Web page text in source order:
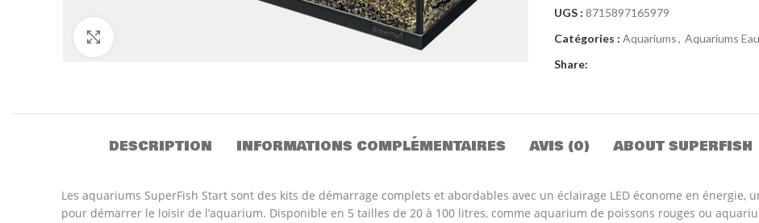
UGS : 8715897165979
Catégories : Aquariums, Aquariums
Share:
DESCRIPTION INFORMATIONS COMPLÉMENTAIRES AVIS (0) ABOUT SUPERFISH
Les aquariums SuperFish Start sont des kits de démarrage complets et abordables avec un éclairage LED économe en
pour démarrer le loisir de l’aquarium. Disponible en 5 tailles de 20 à 100 litres, comme aquarium de poissons rouges ou